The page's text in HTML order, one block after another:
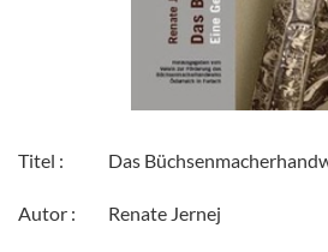
Titel : Das
Autor : Renate Jernej